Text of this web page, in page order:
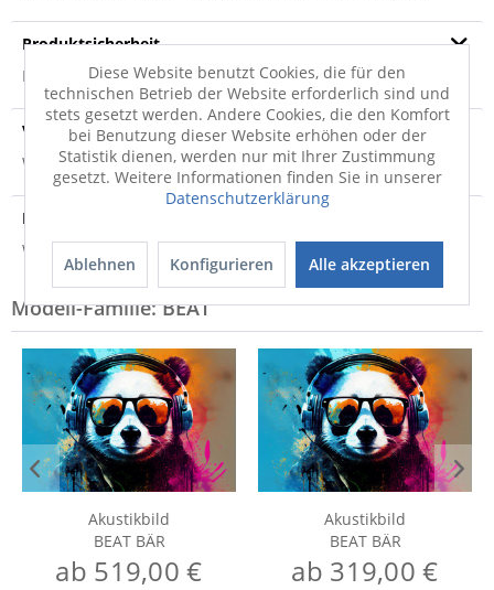
Produktsicherheit
Produktsicherheit
Versandinfo
Weitere Informationen zum Versand...
Hersteller
Weitere Informationen zum Hersteller...
Modell-Familie: BEAT
Akustikbild
BEAT BÄR
ab 519,00 €
Akustikbild
BEAT BÄR
ab 319,00 €
Diese Website benutzt Cookies, die für den
technischen Betrieb der Website erforderlich sind und
stets gesetzt werden. Andere Cookies, die den Komfort
bei Benutzung dieser Website erhöhen oder der
Statistik dienen, werden nur mit Ihrer Zustimmung
gesetzt. Weitere Informationen finden Sie in unserer
Datenschutzerklärung
Ablehnen Konfigurieren Alle akzeptieren